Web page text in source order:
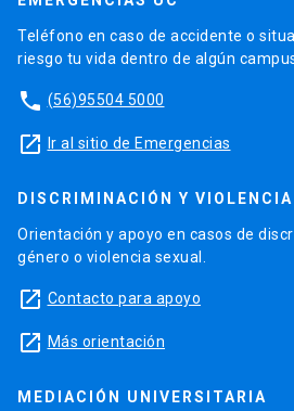
Teléfono en caso de accidente o
riesgo tu vida dentro de algún
phone (56)95504 5000
launch Ir al sitio de Emergencias
DISCRIMINACIÓN Y VIOLENCIA
Orientación y apoyo en casos de
género o violencia sexual.
launch Contacto para apoyo
launch Más orientación
MEDIACIÓN UNIVERSITARIA